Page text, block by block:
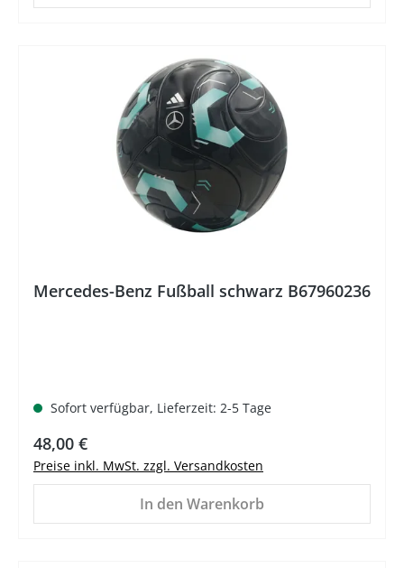
Mercedes-Benz Fußball schwarz B67960236
Sofort verfügbar, Lieferzeit: 2-5 Tage
Regulärer Preis:
48,00 €
Preise inkl. MwSt. zzgl. Versandkosten
In den Warenkorb